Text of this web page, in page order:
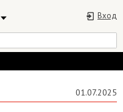
Вход
01.07.2025